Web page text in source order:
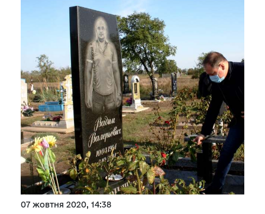
07 жовтня 2020, 14:38